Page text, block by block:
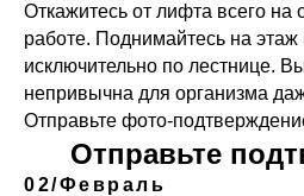
Откажитесь от лифта всего
работе. Поднимайтесь на этаж
исключительно по лестнице.
непривычна для организма
Отправьте фото-
Отправьте
02/Февраль